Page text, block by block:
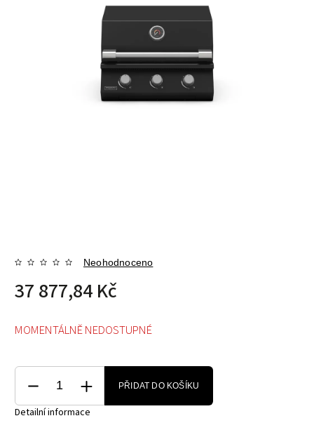
Neohodnoceno
37 877,84 Kč
MOMENTÁLNĚ NEDOSTUPNÉ
PŘIDAT DO KOŠÍKU
Detailní informace